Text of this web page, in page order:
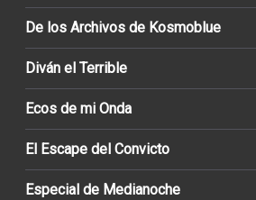
De los Archivos de Kosmoblue
Diván el Terrible
Ecos de mi Onda
El Escape del Convicto
Especial de Medianoche